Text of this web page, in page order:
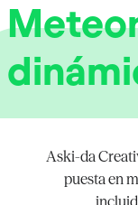
Aski-da
puesta en